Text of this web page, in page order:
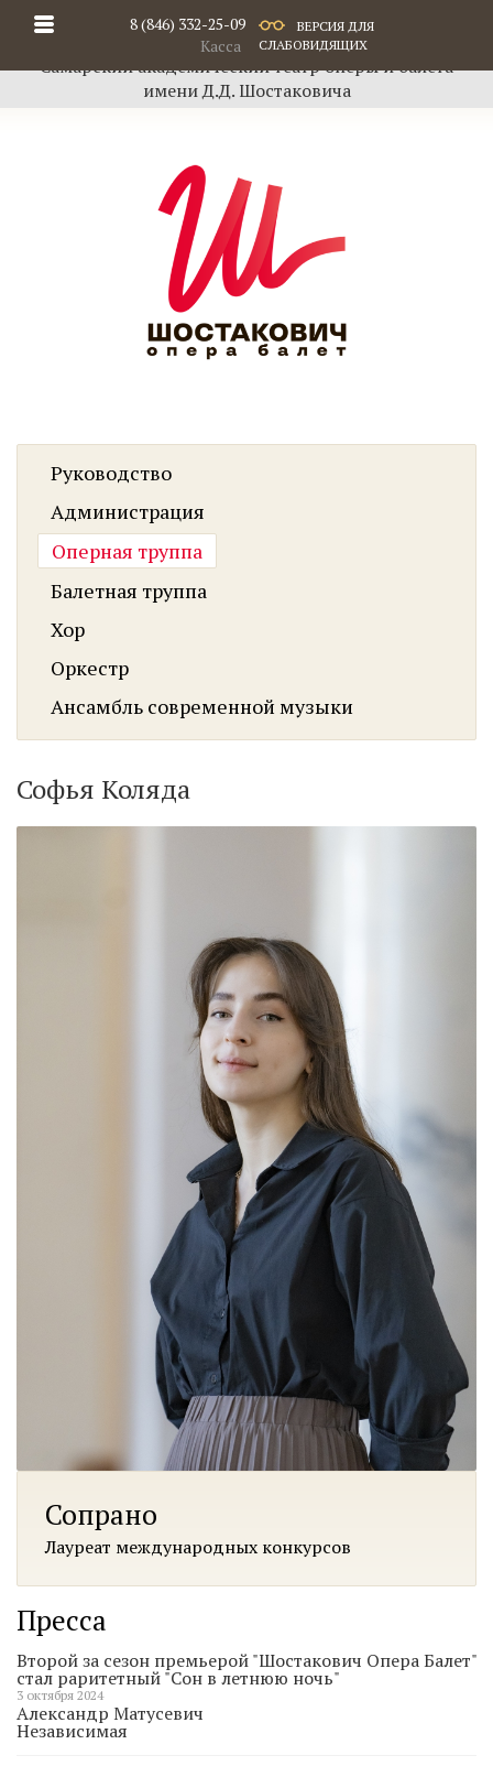
8 (846) 332-25-09
Касса
ВЕРСИЯ ДЛЯ
СЛАБОВИДЯЩИХ
Самарский академический театр оперы и балета
имени Д.Д. Шостаковича
Руководство
Администрация
Оперная труппа
Балетная труппа
Хор
Оркестр
Ансамбль современной музыки
Софья Коляда
Сопрано
Лауреат международных конкурсов
Пресса
Второй за сезон премьерой "Шостакович Опера Балет"
стал раритетный "Сон в летнюю ночь"
3 октября 2024
Александр Матусевич
Независимая